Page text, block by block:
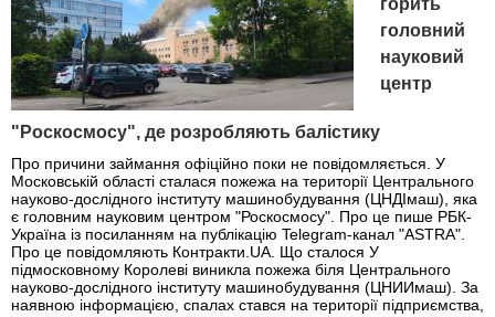
горить
головний
науковий
центр
"Роскосмосу", де розробляють балістику
Про причини займання офіційно поки не повідомляється. У
Московській області сталася пожежа на території Центрального
науково-дослідного інституту машинобудування (ЦНДІмаш), яка
є головним науковим центром "Роскосмосу". Про це пише РБК-
Україна із посиланням на публікацію Telegram-канал "ASTRA".
Про це повідомляють Контракти.UA. Що сталося У
підмосковному Королеві виникла пожежа біля Центрального
науково-дослідного інституту машинобудування (ЦНИИмаш). За
наявною інформацією, спалах стався на території підприємства,